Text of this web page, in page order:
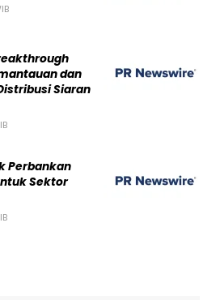
dan
Siaran
Perbankan
Sektor